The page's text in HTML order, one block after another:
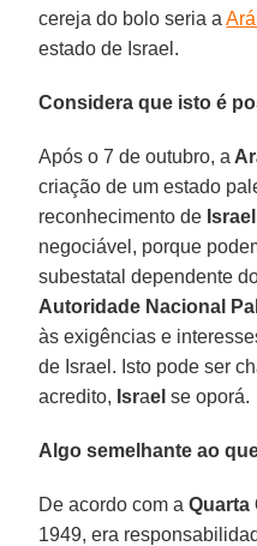
cereja do bolo seria a
estado de Israel.
Considera que isto é
Após o 7 de outubro, a
criação de um estado
reconhecimento de Israel
negociável, porque
subestatal dependente
Autoridade Nacional
às exigências e
de Israel. Isto pode ser
acredito, Israel se oporá.
Algo semelhante ao
De acordo com aQuarta
1949, era